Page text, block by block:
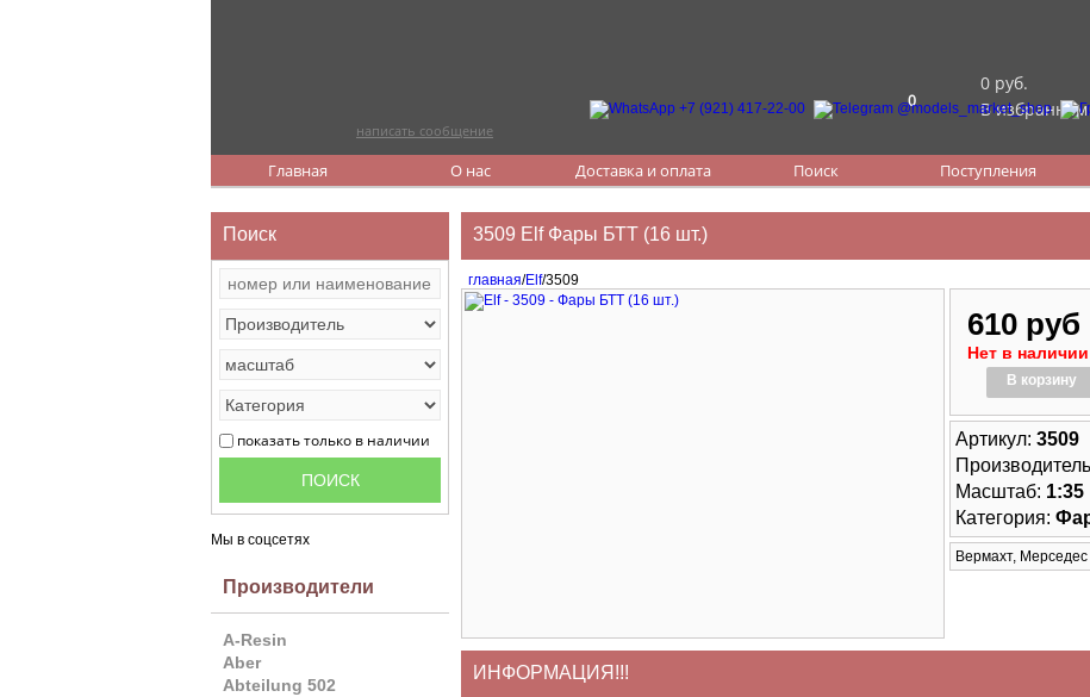
0
0 руб.
В
написать сообщение
Главная О нас Доставка и оплата Поиск Поступления
Поиск
показать только в наличии
Мы в соцсетях
Производители
A-Resin
Aber
Abteilung 502
3509 Elf Фары БТТ (16 шт.)
главная/Elf/3509
610 руб
Нет в наличии
В корзину
Артикул: 3509
Масштаб: 1:35
Категория:
Вермахт, Мерседес
ИНФОРМАЦИЯ!!!